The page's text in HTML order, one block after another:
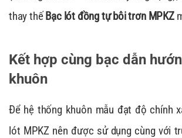
thay thếBạc lót đồng tự bôi trơn MPKZ
Kết hợp cùng bạc dẫn
khuôn
Để hệ thống khuôn mẫu đạt độ chính
lót MPKZ nên được sử dụng cùng với